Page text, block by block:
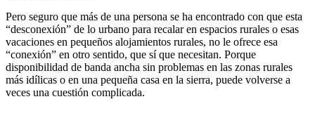
Pero seguro que más de una persona se ha encontrado con que esta
“desconexión” de lo urbano para recalar en espacios rurales o esas
vacaciones en pequeños alojamientos rurales, no le ofrece esa
“conexión” en otro sentido, que sí que necesitan. Porque
disponibilidad de banda ancha sin problemas en las zonas rurales
más idílicas o en una pequeña casa en la sierra, puede volverse a
veces una cuestión complicada.